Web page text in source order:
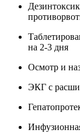
на 2-3 дня
Осмотр и
ЭКГ с